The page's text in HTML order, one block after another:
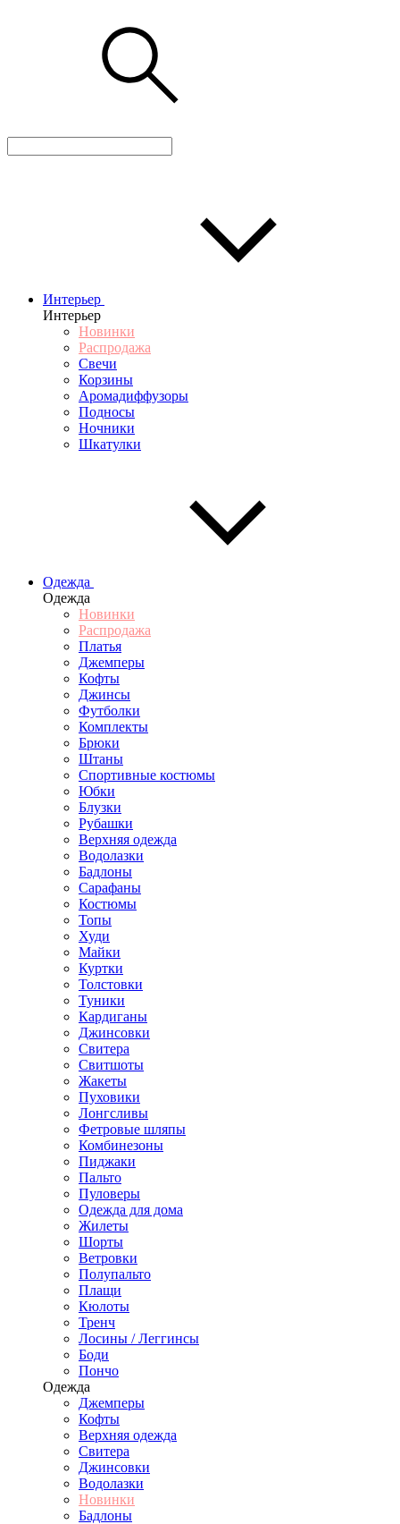
Интерьер
Интерьер
Новинки
Распродажа
Свечи
Корзины
Аромадиффузоры
Подносы
Ночники
Шкатулки
Одежда
Одежда
Новинки
Распродажа
Платья
Джемперы
Кофты
Джинсы
Футболки
Комплекты
Брюки
Штаны
Спортивные костюмы
Юбки
Блузки
Рубашки
Верхняя одежда
Водолазки
Бадлоны
Сарафаны
Костюмы
Топы
Худи
Майки
Куртки
Толстовки
Туники
Кардиганы
Джинсовки
Свитера
Свитшоты
Жакеты
Пуховики
Лонгсливы
Фетровые шляпы
Комбинезоны
Пиджаки
Пальто
Пуловеры
Одежда для дома
Жилеты
Шорты
Ветровки
Полупальто
Плащи
Кюлоты
Тренч
Лосины / Леггинсы
Боди
Пончо
Одежда
Джемперы
Кофты
Верхняя одежда
Свитера
Джинсовки
Водолазки
Новинки
Бадлоны